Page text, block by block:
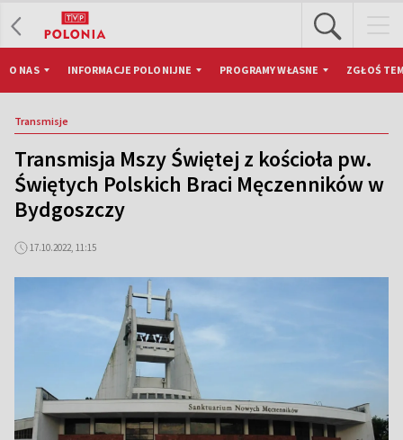
O NAS INFORMACJE POLONIJNE PROGRAMY WŁASNE ZGŁOŚ
Transmisje
Transmisja Mszy Świętej z kościoła pw.
Świętych Polskich Braci Męczenników w
Bydgoszczy
17.10.2022, 11:15